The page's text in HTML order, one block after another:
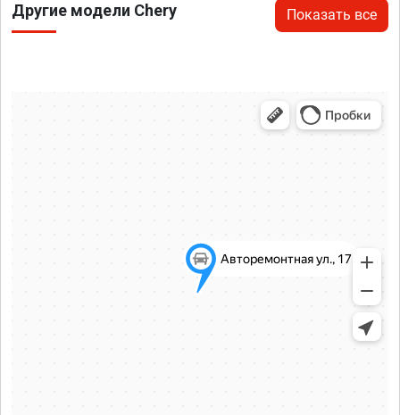
Другие модели Chery Показать все